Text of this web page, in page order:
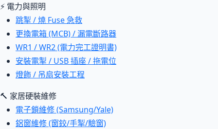
⚡ 電力與照明
跳掣 / 燒 Fuse 急救
更換電箱 (MCB) / 漏電斷路器
WR1 / WR2 (電力完工證明書)
安裝電掣 / USB 插座 / 拖電位
燈飾 / 吊扇安裝工程
🔨 家居硬裝維修
電子鎖維修 (Samsung/Yale)
鋁窗維修 (窗鉸/手掣/驗窗)